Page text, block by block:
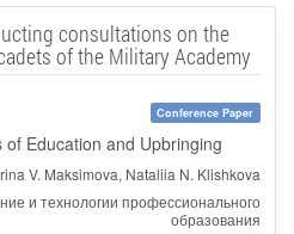
consultations on the
of the Military Academy
Conference Paper
Education and Upbringing
V. Maksimova, Nataliia N. Klishkova
и технологии профессионального
образования